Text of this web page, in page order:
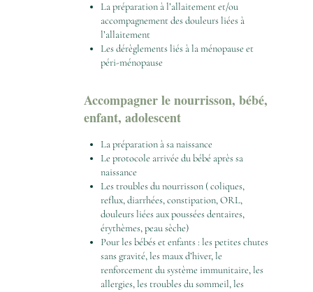
La préparation à l’allaitement et/ou
accompagnement des douleurs liées à
l’allaitement
Les dérèglements liés à la ménopause et
péri-ménopause
Accompagner le nourrisson, bébé,
enfant, adolescent
La préparation à sa naissance
Le protocole arrivée du bébé après sa
naissance
Les troubles du nourrisson ( coliques,
reflux, diarrhées, constipation, ORL,
douleurs liées aux poussées dentaires,
érythèmes, peau sèche)
Pour les bébés et enfants : les petites chutes
sans gravité, les maux d’hiver, le
renforcement du système immunitaire, les
allergies, les troubles du sommeil, les